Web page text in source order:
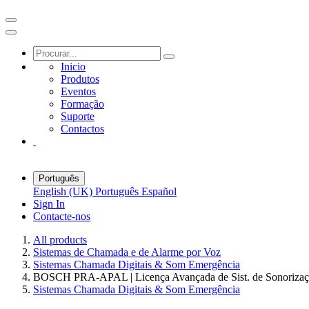
Inicio
Produtos
Eventos
Formação
Suporte
Contactos
Português
English (UK) Português Español
Sign In
Contacte-nos
All products
Sistemas de Chamada e de Alarme por Voz
Sistemas Chamada Digitais & Som Emergência
BOSCH PRA-APAL | Licença Avançada de Sist. de
Sistemas Chamada Digitais & Som Emergência